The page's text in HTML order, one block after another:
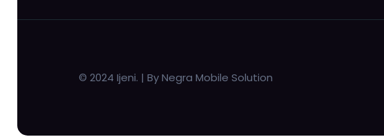
© 2024 Ijeni. | By Negra Mobile Solution